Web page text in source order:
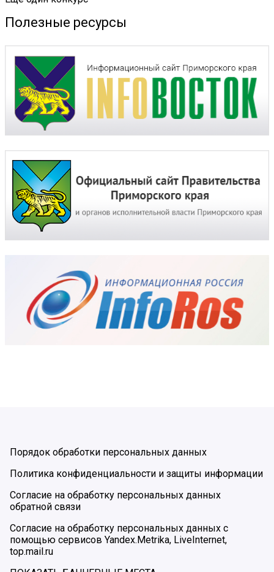
Полезные ресурсы
Порядок обработки персональных данных
Политика конфиденциальности и защиты информации
Согласие на обработку персональных данных
обратной связи
Согласие на обработку персональных данных с
помощью сервисов Yandex.Metrika, LiveInternet,
top.mail.ru